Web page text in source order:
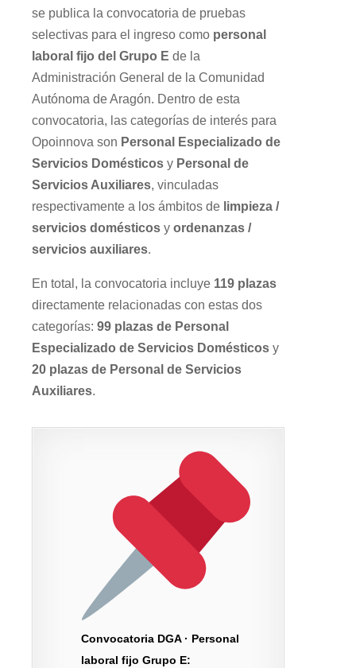
se publica la convocatoria de pruebas
selectivas para el ingreso como personal
laboral fijo del Grupo E de la
Administración General de la Comunidad
Autónoma de Aragón. Dentro de esta
convocatoria, las categorías de interés para
Opoinnova son Personal Especializado de
Servicios Domésticosy Personal de
Servicios Auxiliares, vinculadas
respectivamente a los ámbitos de limpieza /
servicios domésticosy ordenanzas /
servicios auxiliares.
En total, la convocatoria incluye 119 plazas
directamente relacionadas con estas dos
categorías: 99 plazas de Personal
Especializado de Servicios Domésticosy
20 plazas de Personal de Servicios
Auxiliares.
Convocatoria DGA · Personal
laboral fijo Grupo E: